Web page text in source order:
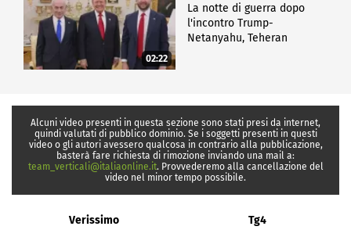
02:22
La notte di guerra dopo
l'incontro Trump-
Netanyahu, Teheran
Alcuni video presenti in questa sezione sono stati presi da internet,
quindi valutati di pubblico dominio. Se i soggetti presenti in questi
video o gli autori avessero qualcosa in contrario alla pubblicazione,
basterà fare richiesta di rimozione inviando una mail a:
team_verticali@italiaonline.it. Provvederemo alla cancellazione del
video nel minor tempo possibile.
Verissimo Tg4